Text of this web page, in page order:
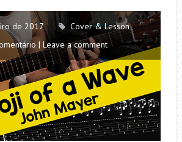
de 2017
Cover & Lesson
| Leave a comment